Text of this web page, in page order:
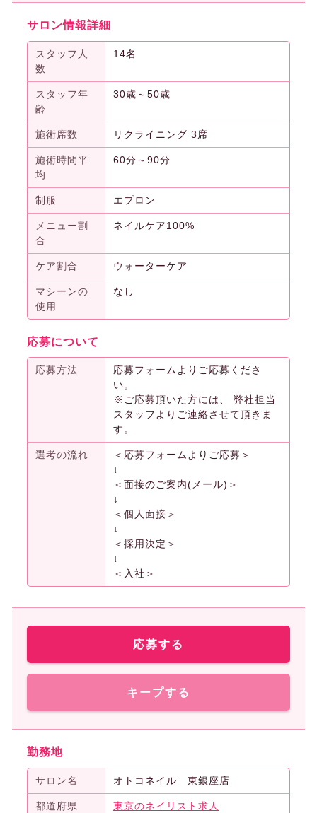
サロン情報詳細
スタッフ人
数
14名
スタッフ年
齢
30歳～50歳
施術席数 リクライニング 3席
施術時間平
均
60分～90分
制服 エプロン
メニュー割
合
ネイルケア100%
ケア割合 ウォーターケア
マシーンの
使用
なし
応募について
応募方法
応募フォームよりご応募くださ
い。
※ご応募頂いた方には、 弊社担当
スタッフよりご連絡させて頂きま
す。
選考の流れ
＜応募フォームよりご応募＞
↓
＜面接のご案内(メール)＞
↓
＜個人面接＞
↓
＜採用決定＞
↓
＜入社＞
応募する
キープする
勤務地
サロン名 オトコネイル 東銀座店
都道府県 東京のネイリスト求人